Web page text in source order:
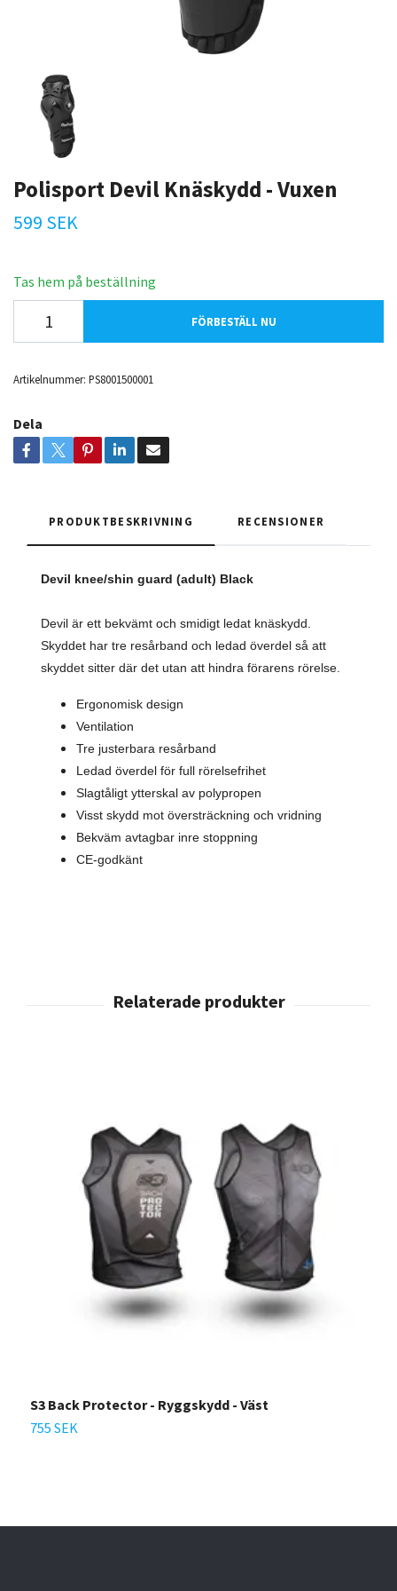
Polisport Devil Knäskydd - Vuxen
599 SEK
Tas hem på beställning
FÖRBESTÄLL NU
Artikelnummer: PS8001500001
Dela
PRODUKTBESKRIVNING RECENSIONER
Devil knee/shin guard (adult) Black
Devil är ett bekvämt och smidigt ledat knäskydd.
Skyddet har tre resårband och ledad överdel så att
skyddet sitter där det utan att hindra förarens rörelse.
Ergonomisk design
Ventilation
Tre justerbara resårband
Ledad överdel för full rörelsefrihet
Slagtåligt ytterskal av polypropen
Visst skydd mot översträckning och vridning
Bekväm avtagbar inre stoppning
CE-godkänt
S3 Back Protector - Ryggskydd - Väst
755 SEK